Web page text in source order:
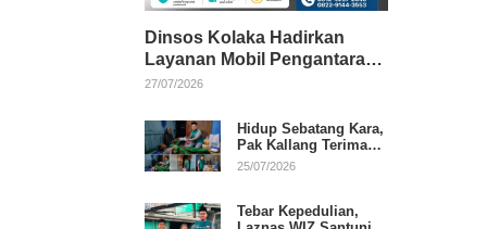
Dinsos Kolaka Hadirkan
Layanan Mobil Pengantaran
Gratis bagi Pasien Penerima
27/07/2026
Hidup Sebatang Kara,
Pak Kallang Terima
Bantuan dari Laznas
25/07/2026
Tebar Kepedulian,